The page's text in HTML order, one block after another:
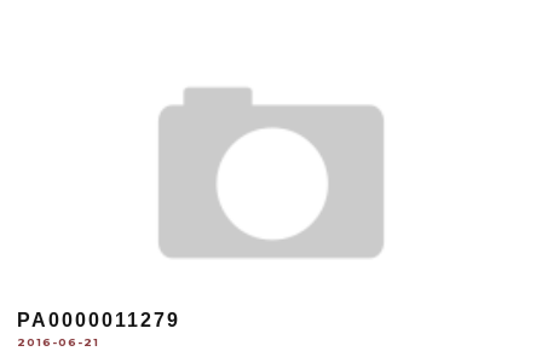
PA0000011279
2016-06-21